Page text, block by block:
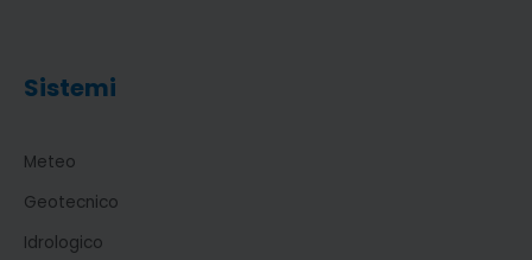
Sistemi
Meteo
Geotecnico
Idrologico